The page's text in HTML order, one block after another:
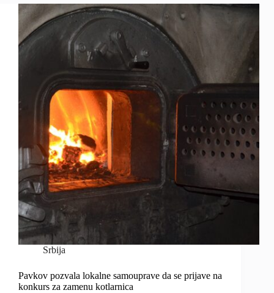
Srbija
Pavkov pozvala lokalne samouprave da se prijave na
konkurs za zamenu kotlarnica